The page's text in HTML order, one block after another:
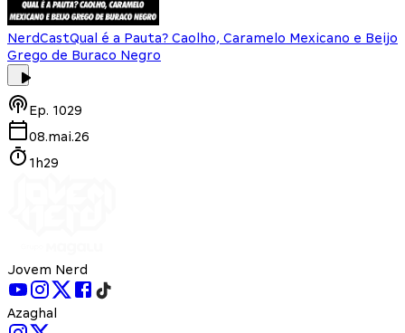
NerdCastQual é a Pauta? Caolho, Caramelo Mexicano e Beijo
Grego de Buraco Negro
Ep. 1029
08.mai.26
1h29
Jovem Nerd
Azaghal